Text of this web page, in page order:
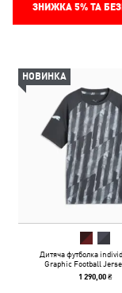
ЗНИЖКА 5%ТА
НОВИНКА
Дитяча футболка
Graphic Football
1 290,00 ₴